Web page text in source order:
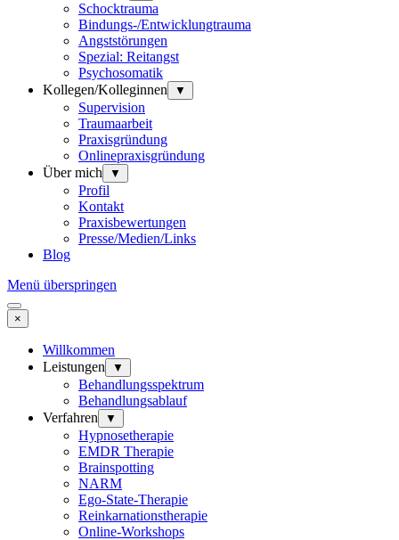
Schocktrauma
Bindungs-/Entwicklungtrauma
Angststörungen
Spezial: Reitangst
Psychosomatik
Kollegen/Kolleginnen
▼
Supervision
Traumaarbeit
Praxisgründung
Onlinepraxisgründung
Über mich
▼
Profil
Kontakt
Praxisbewertungen
Presse/Medien/Links
Blog
Menü überspringen
×
Willkommen
Leistungen
▼
Behandlungsspektrum
Behandlungsablauf
Verfahren
▼
Hypnosetherapie
EMDR Therapie
Brainspotting
NARM
Ego-State-Therapie
Reinkarnationstherapie
Online-Workshops